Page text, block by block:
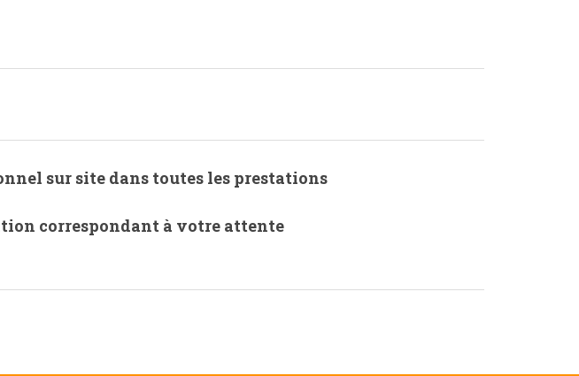
sur site dans toutes les prestations
correspondant à votre attente